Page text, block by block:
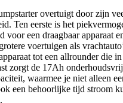
overtuigt door zijn
Ten eerste is het
voor een draagbaar apparaat
voertuigen als
tot een allrounder die
zorgt de 17Ah
waarmee je niet alleen
een behoorlijke tijd stroom